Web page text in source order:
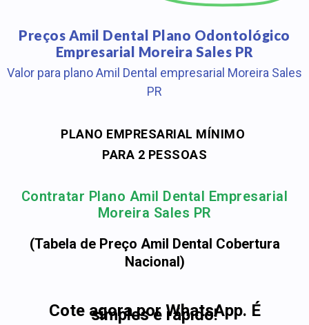
Preços Amil Dental Plano Odontológico
Empresarial Moreira Sales PR
Valor para plano Amil Dental empresarial Moreira Sales
PR
PLANO EMPRESARIAL MÍNIMO
PARA 2 PESSOAS
Contratar Plano Amil Dental Empresarial
Moreira Sales PR
(Tabela de Preço Amil Dental Cobertura
Nacional)
Cote agora por WhatsApp. É
simples e rápido!